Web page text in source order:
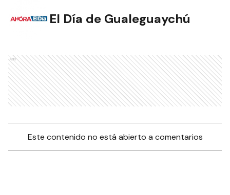
El Día de Gualeguaychú
Ads
Este contenido no está abierto a comentarios